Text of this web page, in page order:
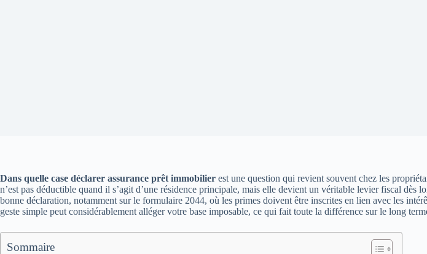
Dans quelle case déclarer assurance prêt immobilier est une question qui revient souvent chez les
n’est pas déductible quand il s’agit d’une résidence principale, mais elle devient un véritable levier fiscal
bonne déclaration, notamment sur le formulaire 2044, où les primes doivent être inscrites en lien avec les
geste simple peut considérablement alléger votre base imposable, ce qui fait toute la différence sur le long
Sommaire